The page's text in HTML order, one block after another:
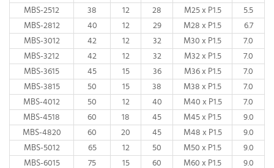
MBS-2512
38 12 28 M25 x P1.5
5.5
MBS-2812
40 12 29 M28 x P1.5
6.7
MBS-3012
42 12 32 M30 x P1.5
7.0
MBS-3212
42 12 32 M32 x P1.5
7.0
MBS-3615
45 15 36 M36 x P1.5
7.0
MBS-3815
50 15 38 M38 x P1.5
7.0
MBS-4012
50 12 40 M40 x P1.5
7.0
MBS-4518
60 18 45 M45 x P1.5
9.0
MBS-4820
60 20 45 M48 x P1.5
9.0
MBS-5012
65 12 50 M50 x P1.5
9.0
MBS-6015
75 15 60 M60 x P1.5
9.0